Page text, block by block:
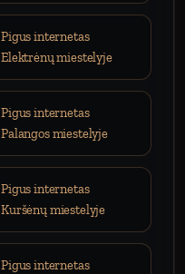
Pigus internetas
Elektrėnų miestelyje
Pigus internetas
Palangos miestelyje
Pigus internetas
Kuršėnų miestelyje
Pigus internetas